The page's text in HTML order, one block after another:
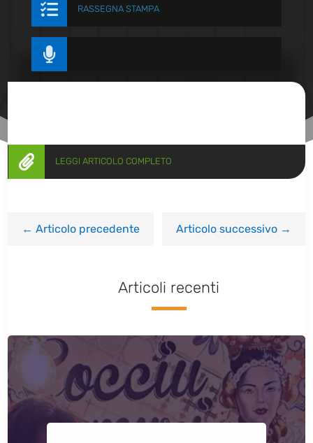
 RASSEGNA STAMPA

 LEGGI ARTICOLO COMPLETO
←Articolo precedente Articolo successivo→
Articoli recenti